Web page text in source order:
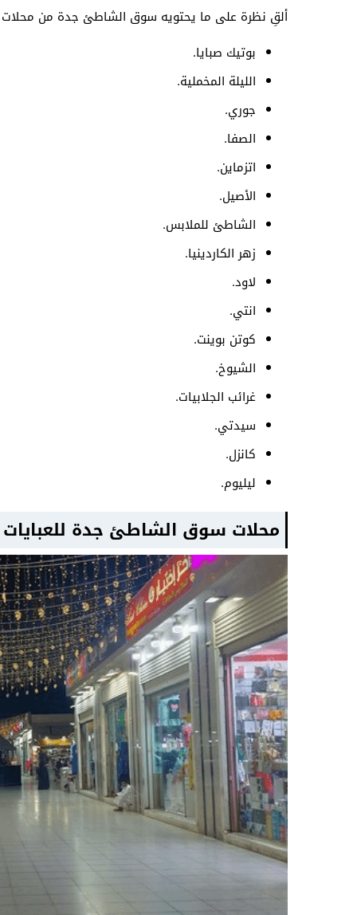
ألقِ نظرة على ما يحتويه سوق الشاطئ جدة من محلات
بوتيك صبايا.
الليلة المخملية.
جوري.
الصفا.
اتزماين.
الأصيل.
الشاطئ للملابس.
زهر الكاردينيا.
لاود.
انتي.
كوتن بوينت.
الشيوخ.
غرائب الجلابيات.
سيدتي.
كانزل.
ليليوم.
محلات سوق الشاطئ جدة للعبايات